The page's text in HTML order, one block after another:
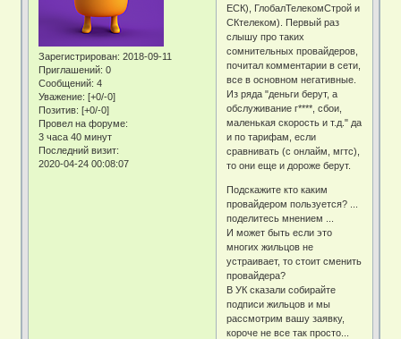
Зарегистрирован: 2018-09-11
Приглашений: 0
Сообщений: 4
Уважение: [+0/-0]
Позитив: [+0/-0]
Провел на форуме:
3 часа 40 минут
Последний визит:
2020-04-24 00:08:07
ЕСК), ГлобалТелекомСтрой и
СКтелеком). Первый раз
слышу про таких
сомнительных провайдеров,
почитал комментарии в сети,
все в основном негативные.
Из ряда "деньги берут, а
обслуживание г****, сбои,
маленькая скорость и т.д." да
и по тарифам, если
сравнивать (с онлайм, мгтс),
то они еще и дороже берут.
Подскажите кто каким
провайдером пользуется? ...
поделитесь мнением ...
И может быть если это
многих жильцов не
устраивает, то стоит сменить
провайдера?
В УК сказали собирайте
подписи жильцов и мы
рассмотрим вашу заявку,
короче не все так просто...